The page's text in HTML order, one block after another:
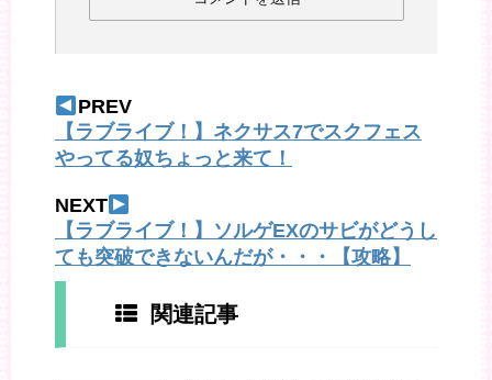
PREV
【ラブライブ！】ネクサス7でスクフェス
やってる奴ちょっと来て！
NEXT
【ラブライブ！】ソルゲEXのサビがどうし
ても突破できないんだが・・・【攻略】
関連記事